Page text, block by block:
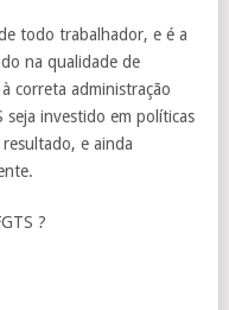
todo trabalhador, e é a
na qualidade de
correta administração
seja investido em políticas
e ainda
?